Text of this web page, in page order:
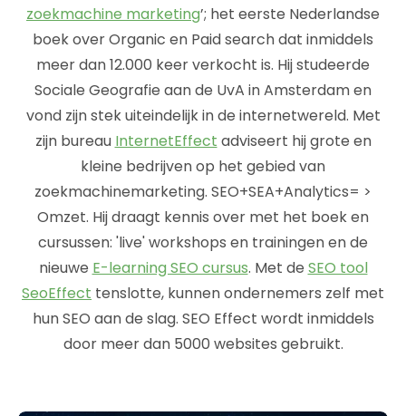
zoekmachine marketing’; het eerste Nederlandse
boek over Organic en Paid search dat inmiddels
meer dan 12.000 keer verkocht is. Hij studeerde
Sociale Geografie aan de UvA in Amsterdam en
vond zijn stek uiteindelijk in de internetwereld. Met
zijn bureau InternetEffect adviseert hij grote en
kleine bedrijven op het gebied van
zoekmachinemarketing. SEO+SEA+Analytics= >
Omzet. Hij draagt kennis over met het boek en
cursussen: 'live' workshops en trainingen en de
nieuwe E-learning SEO cursus. Met de SEO tool
SeoEffect tenslotte, kunnen ondernemers zelf met
hun SEO aan de slag. SEO Effect wordt inmiddels
door meer dan 5000 websites gebruikt.